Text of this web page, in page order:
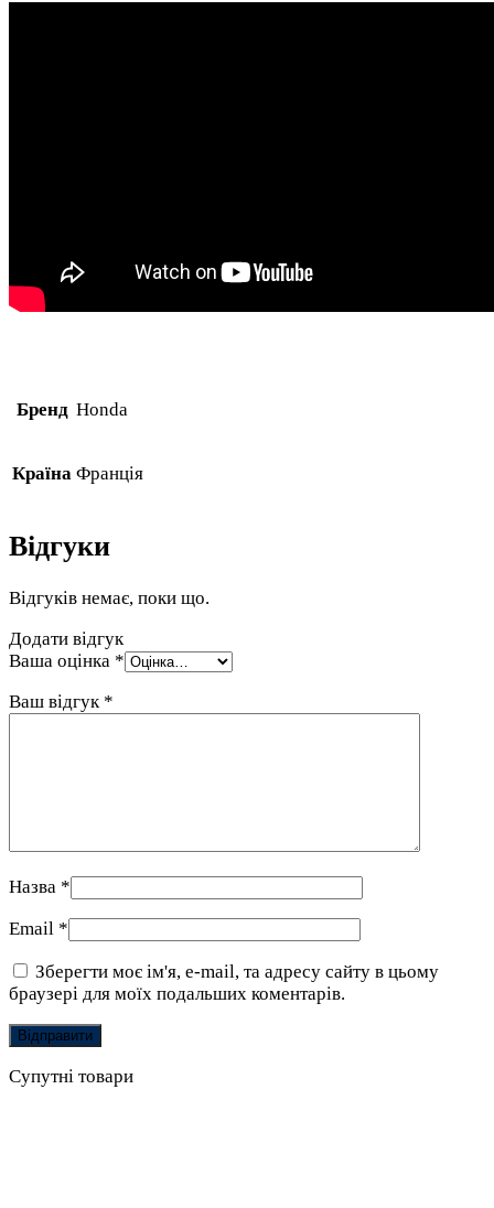
Бренд Honda
Країна Франція
Відгуки
Відгуків немає, поки що.
Додати відгук
Ваша оцінка *
Ваш відгук *
Назва *
Email *
Зберегти моє ім'я, e-mail, та адресу сайту в цьому
браузері для моїх подальших коментарів.
Супутні товари